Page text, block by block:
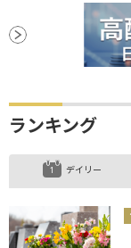
ランキング
デイリー